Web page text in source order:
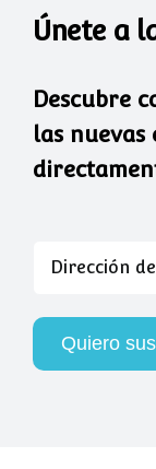
Únete a
Descubre
las nuevas
Dirección
correo
electrónico
Quiero